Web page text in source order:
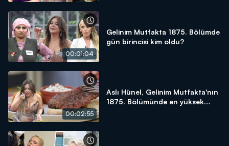
00:01:04
Gelinim Mutfakta 1875. Bölümde
gün birincisi kim oldu?
00:02:55
Aslı Hünel, Gelinim Mutfakta'nın
1875. Bölümünde en yüksek